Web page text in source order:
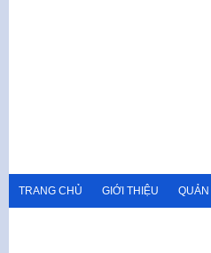
TRANG CHỦ GIỚI THIỆU